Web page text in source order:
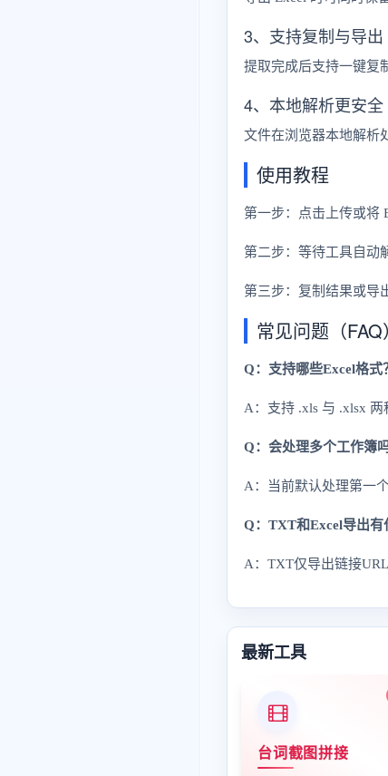
3、支持复制与导出
提取完成后支持一键复
4、本地解析更安全
文件在浏览器本地解析
使用教程
第一步：点击上传或将
第二步：等待工具自动
第三步：复制结果或导
常见问题（FAQ）
Q：支持哪些Excel格式
A：支持 .xls 与 .xlsx 两
Q：会处理多个工作簿吗
A：当前默认处理第一个
Q：TXT和Excel导出有
A：TXT仅导出链接
最新工具
台词截图拼接